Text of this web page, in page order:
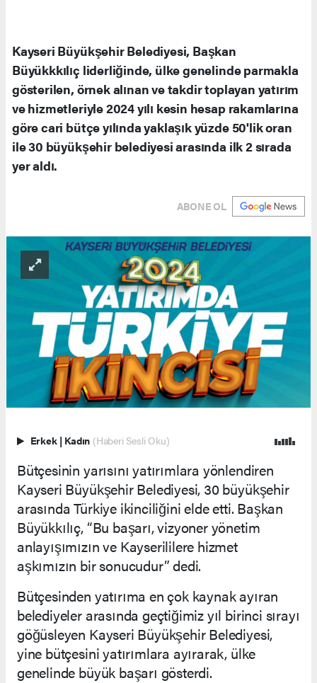
Kayseri Büyükşehir Belediyesi, Başkan
Büyükkkılıç liderliğinde, ülke genelinde parmakla
gösterilen, örnek alınan ve takdir toplayan yatırım
ve hizmetleriyle 2024 yılı kesin hesap rakamlarına
göre cari bütçe yılında yaklaşık yüzde 50'lik oran
ile 30 büyükşehir belediyesi arasında ilk 2 sırada
yer aldı.
ABONE OL
Erkek | Kadın (Haberi Sesli Oku)
Bütçesinin yarısını yatırımlara yönlendiren
Kayseri Büyükşehir Belediyesi, 30 büyükşehir
arasında Türkiye ikinciliğini elde etti. Başkan
Büyükkılıç, “Bu başarı, vizyoner yönetim
anlayışımızın ve Kayserililere hizmet
aşkımızın bir sonucudur” dedi.
Bütçesinden yatırıma en çok kaynak ayıran
belediyeler arasında geçtiğimiz yıl birinci sırayı
göğüsleyen Kayseri Büyükşehir Belediyesi,
yine bütçesini yatırımlara ayırarak, ülke
genelinde büyük başarı gösterdi.